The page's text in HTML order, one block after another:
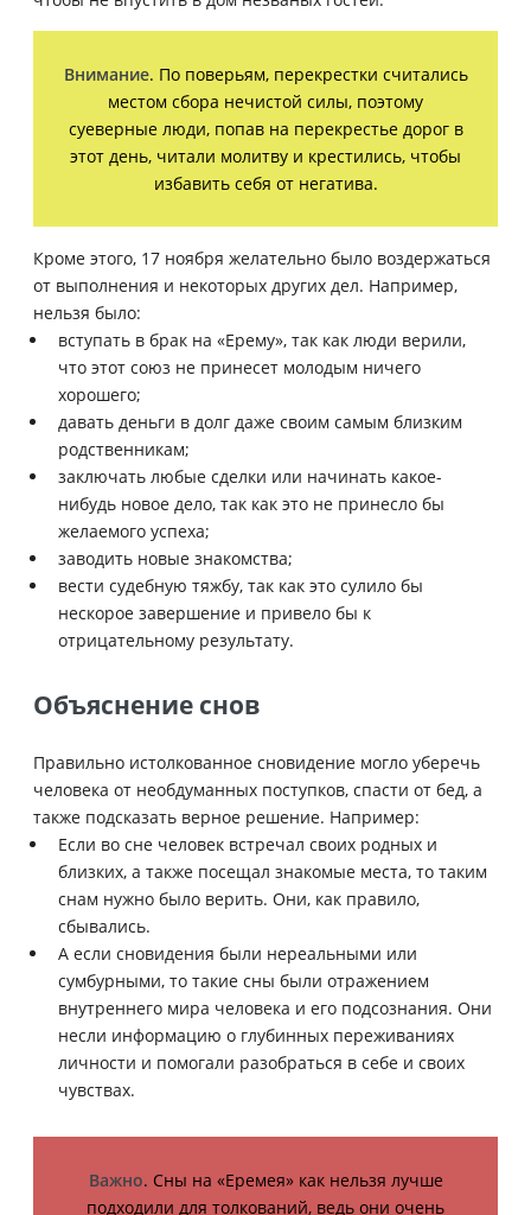
Внимание. По поверьям, перекрестки считались
местом сбора нечистой силы, поэтому
суеверные люди, попав на перекрестье дорог в
этот день, читали молитву и крестились, чтобы
избавить себя от негатива.
Кроме этого, 17 ноября желательно было воздержаться
от выполнения и некоторых других дел. Например,
нельзя было:
вступать в брак на «Ерему», так как люди верили,
что этот союз не принесет молодым ничего
хорошего;
давать деньги в долг даже своим самым близким
родственникам;
заключать любые сделки или начинать какое-
нибудь новое дело, так как это не принесло бы
желаемого успеха;
заводить новые знакомства;
вести судебную тяжбу, так как это сулило бы
нескорое завершение и привело бы к
отрицательному результату.
Объяснение снов
Правильно истолкованное сновидение могло уберечь
человека от необдуманных поступков, спасти от бед, а
также подсказать верное решение. Например:
Если во сне человек встречал своих родных и
близких, а также посещал знакомые места, то таким
снам нужно было верить. Они, как правило,
сбывались.
А если сновидения были нереальными или
сумбурными, то такие сны были отражением
внутреннего мира человека и его подсознания. Они
несли информацию о глубинных переживаниях
личности и помогали разобраться в себе и своих
чувствах.
Важно. Сны на «Еремея» как нельзя лучше
подходили для толкований, ведь они очень